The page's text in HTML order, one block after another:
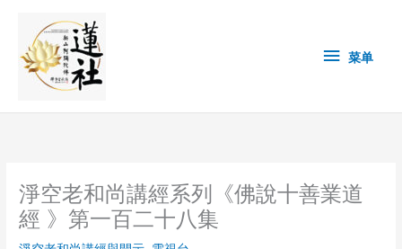
content
单 菜单
淨空老和尚講經系列《佛說十善業道
經 》第一百二十八集